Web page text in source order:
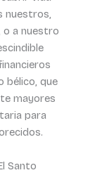
nuestros,
o a nuestro
bélico, que
mayores
para
Santo